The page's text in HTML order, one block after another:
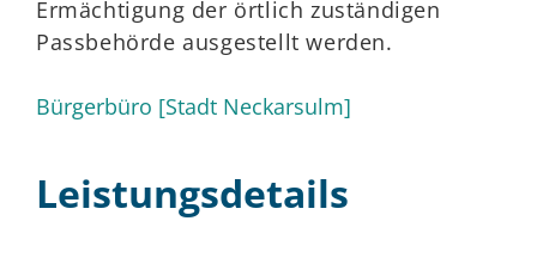
Ermächtigung der örtlich zuständigen
Passbehörde ausgestellt werden.
Bürgerbüro [Stadt Neckarsulm]
Leistungsdetails